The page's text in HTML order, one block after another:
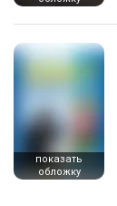
показать
обложку